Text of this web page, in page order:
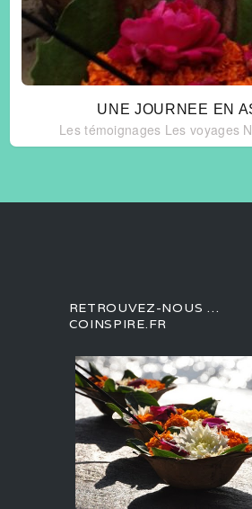
UNE JOURNEE EN
Les témoignages Les voyages
RETROUVEZ-NOUS …
COINSPIRE.FR